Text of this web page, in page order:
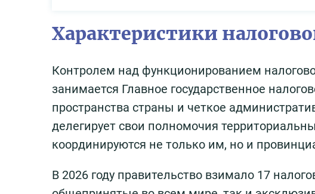
Характеристики
Контролем над функционированием
занимается Главное государственное
пространства страны и четкое
делегирует свои полномочия
координируются не только им, но и
В 2026 году правительство взимало 17